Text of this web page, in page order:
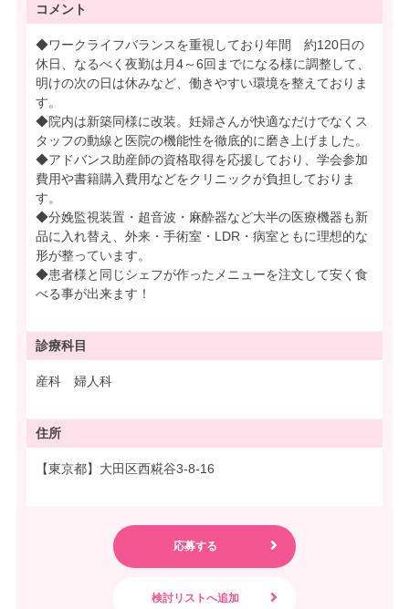
コメント
◆ワークライフバランスを重視しており年間 約120日の
休日、なるべく夜勤は月4～6回までになる様に調整して、
明けの次の日は休みなど、働きやすい環境を整えておりま
す。
◆院内は新築同様に改装。妊婦さんが快適なだけでなくス
タッフの動線と医院の機能性を徹底的に磨き上げました。
◆アドバンス助産師の資格取得を応援しており、学会参加
費用や書籍購入費用などをクリニックが負担しておりま
す。
◆分娩監視装置・超音波・麻酔器など大半の医療機器も新
品に入れ替え、外来・手術室・LDR・病室ともに理想的な
形が整っています。
◆患者様と同じシェフが作ったメニューを注文して安く食
べる事が出来ます！
診療科目
産科 婦人科
住所
【東京都】大田区西糀谷3-8-16